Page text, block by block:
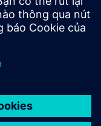
để hợp nhất từ vật